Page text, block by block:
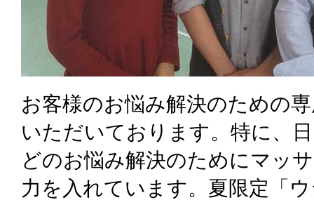
お客様のお悩み解決のための
いただいております。特に、
どのお悩み解決のためにマッ
力を入れています。夏限定「